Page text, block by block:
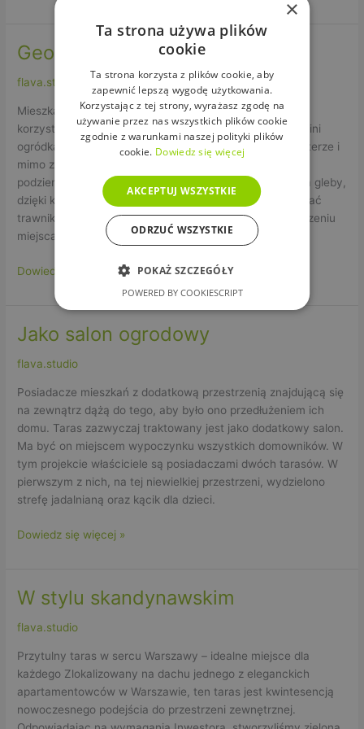
Geometryczny z bylinami
flava.studio
Mieszkańcy parterów nowych osiedli, zazwyczaj mogą
korzystać z przywileju jakim jest posiadanie własnego mini
ogródka. Dzięki temu, że mieszkanie znajduje się na parterze i
mimo znajdującego się pod tarasem stropu garażu
podziemnego, umieszczona jest wystarczająca warstwa gleby,
dzięki której można umieścić w niej rośliny lub zaplanować
trawnik. W tym projekcie inwestorom zależało na wytyczeniu
miejsca
Geometryczny
bylinami
Dowiedz się więcej »
Jako salon ogrodowy
flava.studio
Posiadacze mieszkań z dodatkową przestrzenią znajdującą się
na zewnątrz dążą do tego, aby było ono przedłużeniem ich
domu. Taras zazwyczaj traktowany jest jako dodatkowy salon.
Ma być on miejscem wypoczynku wszystkich domowników. W
tym projekcie właściciele są posiadaczami dwóch tarasów. W
pierwszym z nich, na tej niewielkiej przestrzeni, wydzielono
strefę jadalnianą oraz kącik dla dzieci.
Jako
ogrodowy
Dowiedz się więcej »
W stylu skandynawskim
flava.studio
Przytulny taras w sercu Warszawy – idealne miejsce dla
każdego Zlokalizowany na dachu jednego z eleganckich
apartamentowców w Warszawie, ten taras jest kwintesencją
nowoczesnego podejścia do przestrzeni zewnętrznej.
W
skandynawskim
×
Ta strona używa plików
cookie
Ta strona korzysta z plików cookie, aby
zapewnić lepszą wygodę użytkowania.
Korzystając z tej strony, wyrażasz zgodę na
używanie przez nas wszystkich plików cookie
zgodnie z warunkami naszej polityki plików
cookie. Dowiedz się więcej
AKCEPTUJ WSZYSTKIE
ODRZUĆ WSZYSTKIE
POKAŻ SZCZEGÓŁY
POWERED BY COOKIESCRIPT